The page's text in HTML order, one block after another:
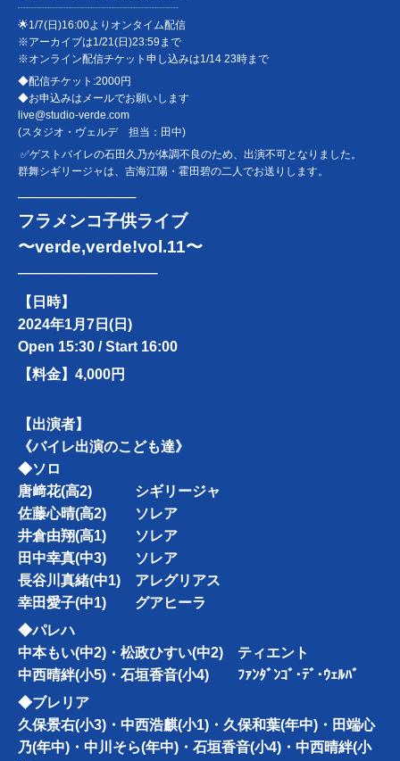
┈┈┈┈┈┈┈┈┈┈┈┈┈┈┈
🌟1/7(日)16:00よりオンタイム配信
※アーカイブは1/21(日)23:59まで
※オンライン配信チケット申し込みは1/14 23時まで
◆配信チケット:2000円
◆お申込みはメールでお願いします
live@studio-verde.com
(スタジオ・ヴェルデ 担当：田中)
✅ゲストバイレの石田久乃が体調不良のため、出演不可となりました。
群舞シギリージャは、吉海江陽・霍田碧の二人でお送りします。
────────────
フラメンコ子供ライブ
〜verde,verde!vol.11〜
────────────
【日時】
2024年1月7日(日)
Open 15:30 / Start 16:00
【料金】4,000円
【出演者】
《バイレ出演のこども達》
◆ソロ
唐﨑花(高2) シギリージャ
佐藤心晴(高2) ソレア
井倉由翔(高1) ソレア
田中幸真(中3) ソレア
長谷川真緒(中1) アレグリアス
幸田愛子(中1) グアヒーラ
◆パレハ
中本もい(中2)・松政ひすい(中2) ティエント
中西晴絆(小5)・石垣香音(小4) ﾌｧﾝﾀﾞﾝｺﾞ･ﾃﾞ･ｳｪﾙﾊﾞ
◆ブレリア
久保景右(小3)・中西浩麒(小1)・久保和葉(年中)・田端心
乃(年中)・中川そら(年中)・石垣香音(小4)・中西晴絆(小